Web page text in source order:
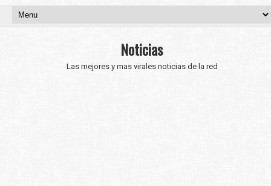
Noticias
Las mejores y mas virales noticias de la red